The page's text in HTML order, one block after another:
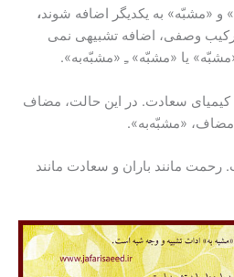
و «مشبّه» به یکدیگر اضافه شوند،
وصفی، اضافه تشبیهی نمی
یا «مشبّه» ﹻ «مشبّه‌به».
سعادت. در این حالت، مضاف
مضاف، «مشبّه‌به».
مانند باران و سعادت مانند